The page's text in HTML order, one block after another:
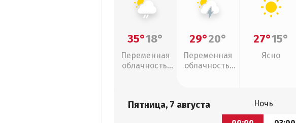
35°18°
Переменная
облачность,
29°20°
Переменная
облачность,
27°15°
Ясно
Пятница, 7 августа Ночь